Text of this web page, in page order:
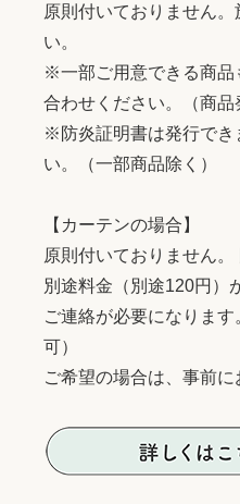
原則付いておりません
い。
※一部ご用意できる商品
合わせください。（商品
※防炎証明書は発行でき
い。（一部商品除く）
【カーテンの場合】
原則付いておりません。
別途料金（別途120円）
ご連絡が必要になりま
可）
ご希望の場合は、事前に